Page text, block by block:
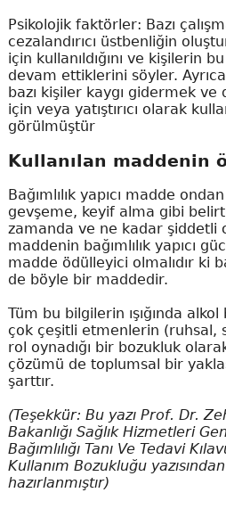
Psikolojik faktörler: Bazı
cezalandırıcı üstbenliğin
için kullanıldığını ve kişilerin
devam ettiklerini söyler.
bazı kişiler kaygı gidermek
için veya yatıştırıcı olarak
görülmüştür
Kullanılan maddenin
Bağımlılık yapıcı madde
gevşeme, keyif alma gibi
zamanda ve ne kadar şiddetli
maddenin bağımlılık yapıcı
madde ödülleyici olmalıdır ki
de böyle bir maddedir.
Tüm bu bilgilerin ışığında alkol
çok çeşitli etmenlerin (ruhsal,
rol oynadığı bir bozukluk
çözümü de toplumsal bir
şarttır.
(Teşekkür: Bu yazı Prof. Dr.
Bakanlığı Sağlık Hizmetleri
Bağımlılığı Tanı Ve Tedavi
Kullanım Bozukluğu
hazırlanmıştır)